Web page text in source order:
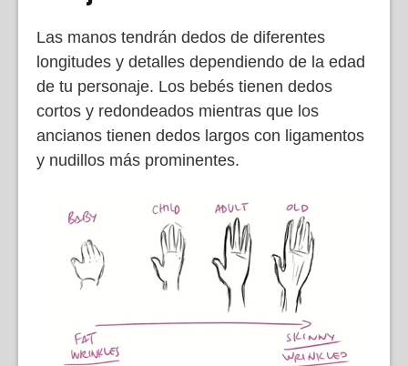
Las manos tendrán dedos de diferentes
longitudes y detalles dependiendo de la edad
de tu personaje. Los bebés tienen dedos
cortos y redondeados mientras que los
ancianos tienen dedos largos con ligamentos
y nudillos más prominentes.